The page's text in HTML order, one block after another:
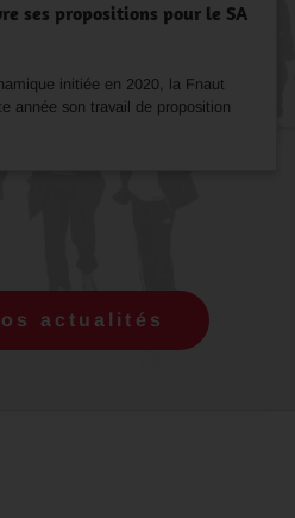
ses propositions pour le SA
initiée en 2020, la Fnaut
année son travail de proposition
actualités